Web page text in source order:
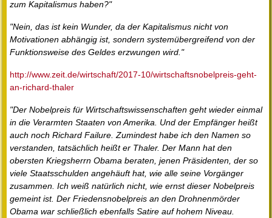
zum Kapitalismus haben?"
"Nein, das ist kein Wunder, da der Kapitalismus nicht von
Motivationen abhängig ist, sondern systemübergreifend von der
Funktionsweise des Geldes erzwungen wird."
http://www.zeit.de/wirtschaft/2017-10/wirtschaftsnobelpreis-geht-
an-richard-thaler
"Der Nobelpreis für Wirtschaftswissenschaften geht wieder einmal
in die Verarmten Staaten von Amerika. Und der Empfänger heißt
auch noch Richard Failure. Zumindest habe ich den Namen so
verstanden, tatsächlich heißt er Thaler. Der Mann hat den
obersten Kriegsherrn Obama beraten, jenen Präsidenten, der so
viele Staatsschulden angehäuft hat, wie alle seine Vorgänger
zusammen. Ich weiß natürlich nicht, wie ernst dieser Nobelpreis
gemeint ist. Der Friedensnobelpreis an den Drohnenmörder
Obama war schließlich ebenfalls Satire auf hohem Niveau.